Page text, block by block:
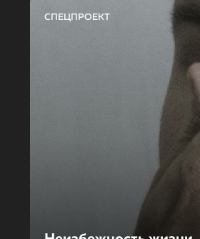
СПЕЦПРОЕКТ